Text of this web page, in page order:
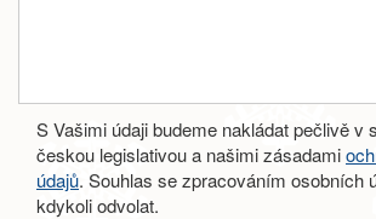
S Vašimi údaji budeme nakládat pečlivě v
českou legislativou a našimi zásadami
údajů. Souhlas se zpracováním osobních
kdykoli odvolat.